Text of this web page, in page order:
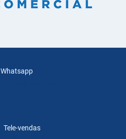
Whatsapp
Tele-vendas